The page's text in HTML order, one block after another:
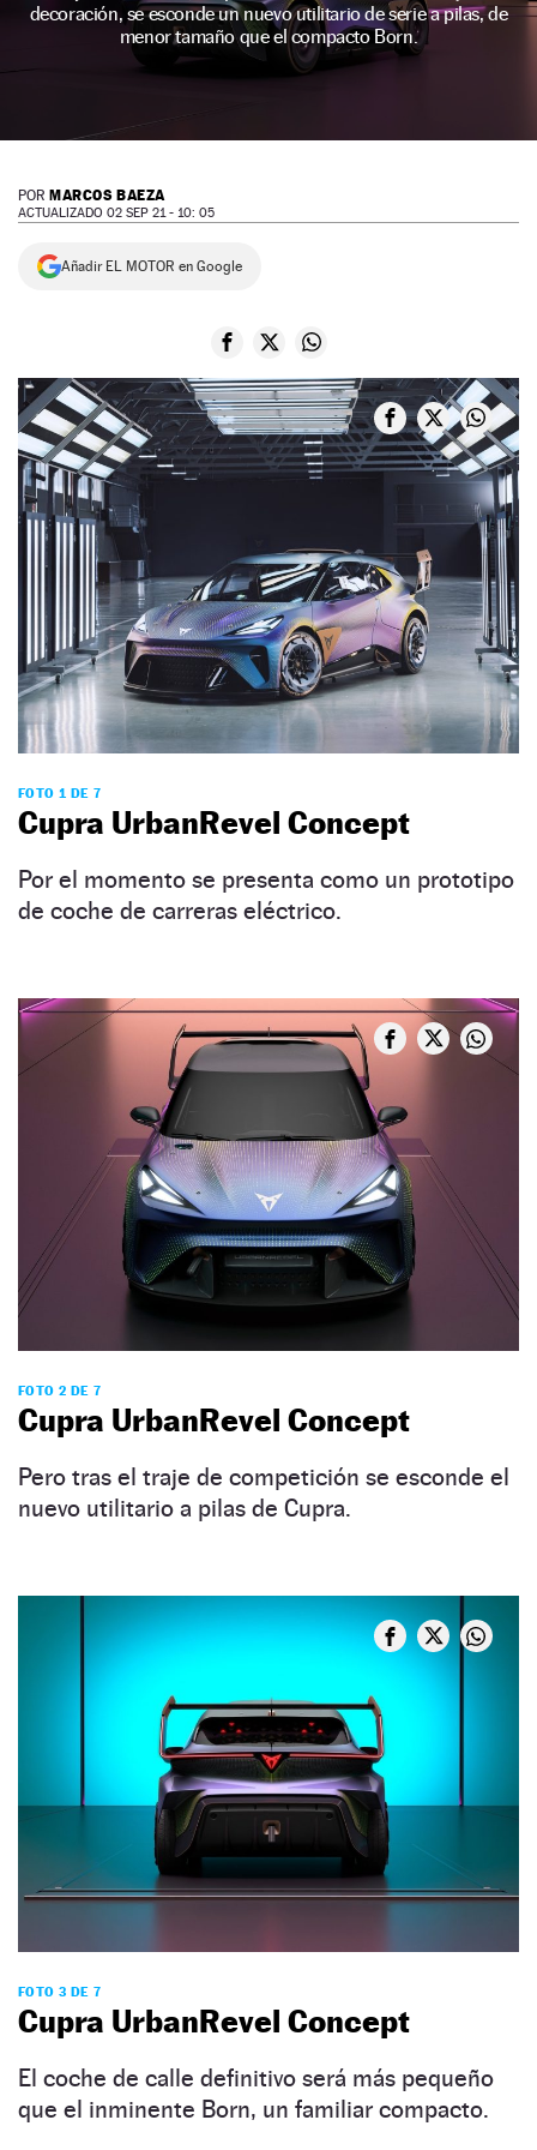
decoración, se esconde un nuevo utilitario de serie a pilas, de
menor tamaño que el compacto Born.
POR MARCOS BAEZA
ACTUALIZADO 02 SEP 21 - 10: 05
Añadir EL MOTOR en Google
FOTO 1 DE 7
Cupra UrbanRevel Concept
Por el momento se presenta como un prototipo
de coche de carreras eléctrico.
FOTO 2 DE 7
Cupra UrbanRevel Concept
Pero tras el traje de competición se esconde el
nuevo utilitario a pilas de Cupra.
FOTO 3 DE 7
Cupra UrbanRevel Concept
El coche de calle definitivo será más pequeño
que el inminente Born, un familiar compacto.